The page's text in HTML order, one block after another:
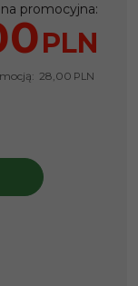
promocyjna:
PLN
28,00 PLN